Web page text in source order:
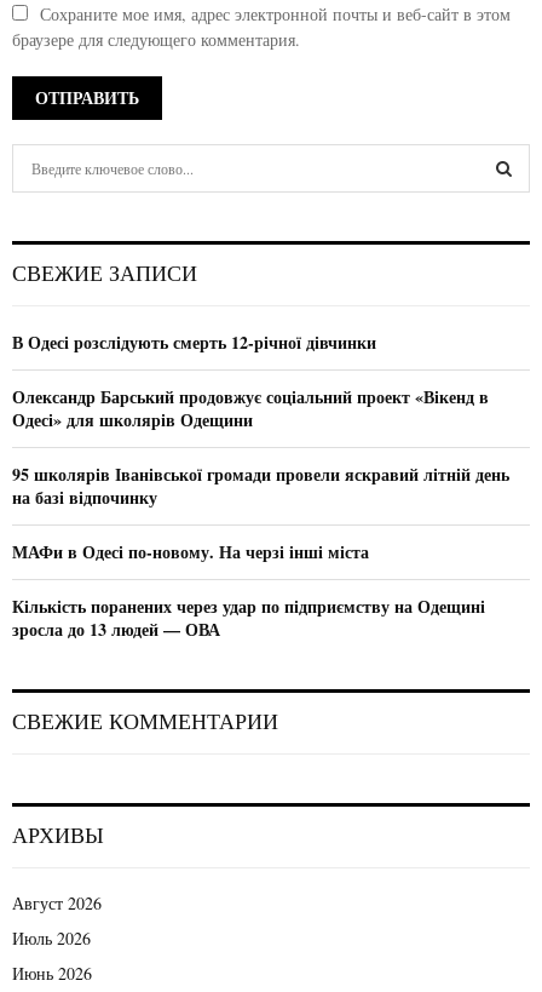
Сохраните мое имя, адрес электронной почты и веб-сайт в этом
браузере для следующего комментария.
h
o
:
СВЕЖИЕ ЗАПИСИ
В Одесі розслідують смерть 12-річної дівчинки
Олександр Барський продовжує соціальний проект «Вікенд в
Одесі» для школярів Одещини
95 школярів Іванівської громади провели яскравий літній день
на базі відпочинку
МАФи в Одесі по-новому. На черзі інші міста
Кількість поранених через удар по підприємству на Одещині
зросла до 13 людей — ОВА
СВЕЖИЕ КОММЕНТАРИИ
АРХИВЫ
Август 2026
Июль 2026
Июнь 2026